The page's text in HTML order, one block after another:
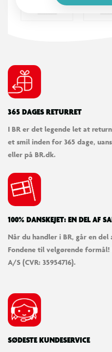
365 DAGES RETURRET
I BR er det legende let at
et smil inden for 365 dage,
eller på BR.dk.
100% DANSKEJET: EN DEL AF
Når du handler i BR, går en
Fondene til velgørende formål!
A/S (CVR: 35954716).
SØDESTE KUNDESERVICE